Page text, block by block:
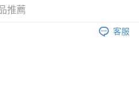
重寄
推薦
客服